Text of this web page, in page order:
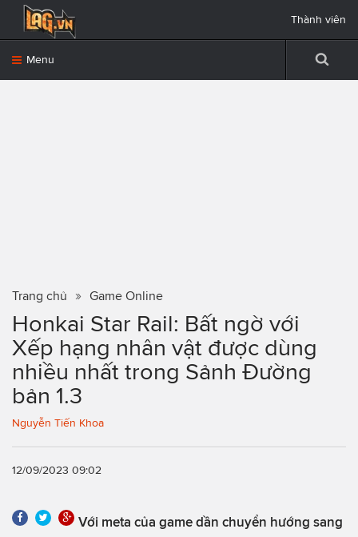
Menu
Thành viên
Trang chủ Game Online
Honkai Star Rail: Bất ngờ với
Xếp hạng nhân vật được dùng
nhiều nhất trong Sảnh Đường
bản 1.3
Nguyễn Tiến Khoa
12/09/2023 09:02
Với meta của game dần chuyển hướng sang